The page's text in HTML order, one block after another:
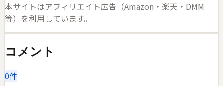
本サイトはアフィリエイト広告（Amazon・楽天・DMM
等）を利用しています。
コメント
0件